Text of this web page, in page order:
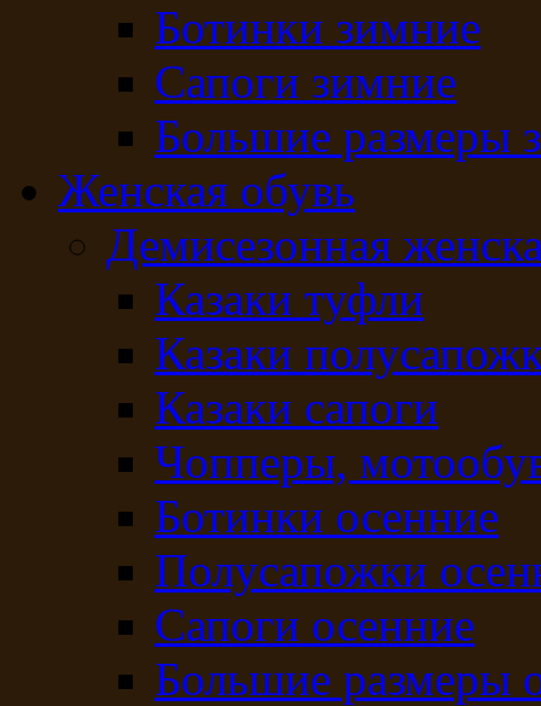
Ботинки зимние
Сапоги зимние
Большие размеры
Женская обувь
Демисезонная
Казаки туфли
Казаки
Казаки сапоги
Чопперы,
Ботинки осенние
Полусапожки
Сапоги осенние
Большие размеры